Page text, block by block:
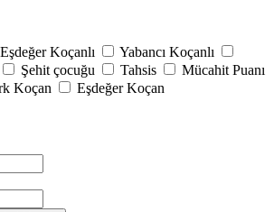
Eşdeğer Koçanlı
Yabancı Koçanlı
Şehit çocuğu Tahsis
Mücahit Puanı
Koçan Eşdeğer Koçan